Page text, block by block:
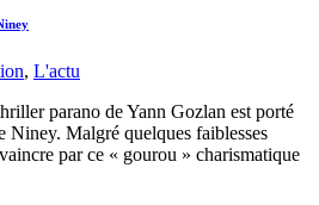
, L'actu
parano de Yann Gozlan est porté
Niney. Malgré quelques faiblesses
par ce « gourou » charismatique